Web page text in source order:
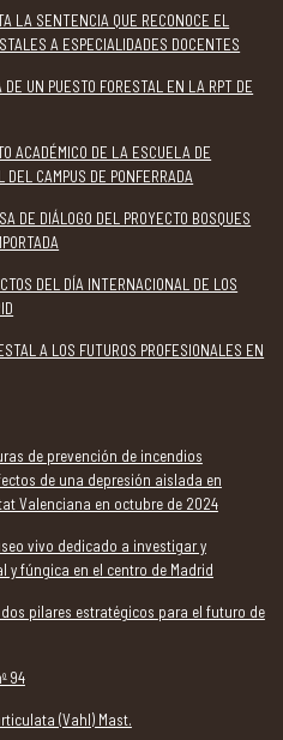
LA SENTENCIA QUE RECONOCE EL
A ESPECIALIDADES DOCENTES
UN PUESTO FORESTAL EN LA RPT DE
ACADÉMICO DE LA ESCUELA DE
CAMPUS DE PONFERRADA
DE DIÁLOGO DEL PROYECTO BOSQUES
DEL DÍA INTERNACIONAL DE LOS
A LOS FUTUROS PROFESIONALES EN
de prevención de incendios
de una depresión aislada en
Valenciana en octubre de 2024
vivo dedicado a investigar y
y fúngica en el centro de Madrid
pilares estratégicos para el futuro de
94
(Vahl) Mast.